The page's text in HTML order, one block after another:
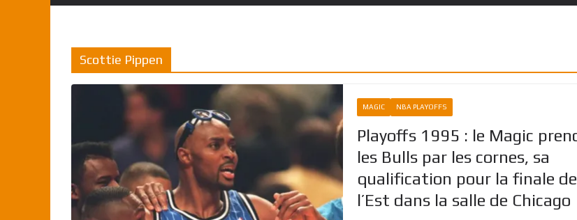
Scottie Pippen
MAGIC NBA PLAYOFFS
Playoffs 1995 : le Magic
les Bulls par les cornes, sa
qualification pour la finale de
l’Est dans la salle de Chicago